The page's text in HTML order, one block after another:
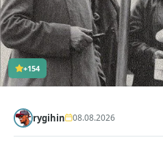
+154
rygihin 08.08.2026